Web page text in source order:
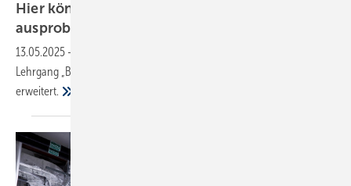
Hier können Brand­schutz­beauf­tragte viel
aus­pro­bieren
13.05.2025 -
Lehr­gang „Brand­schutz­beauf­tragter“ um­fassend moder­nisiert und
erweitert.